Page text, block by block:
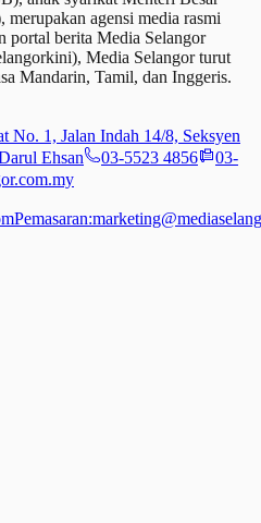
agensi media rasmi
portal berita Media Selangor
Media Selangor turut
Mandarin, Tamil, dan Inggeris.
No. 1, Jalan Indah 14/8, Seksyen
Ehsan
03-5523 4856
03-
Pemasaran: